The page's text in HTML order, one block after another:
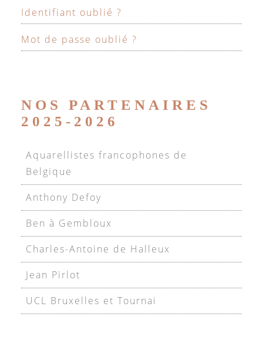
Identifiant oublié ?
Mot de passe oublié ?
NOS PARTENAIRES
2025-2026
Aquarellistes francophones de
Belgique
Anthony Defoy
Ben à Gembloux
Charles-Antoine de Halleux
Jean Pirlot
UCL Bruxelles et Tournai